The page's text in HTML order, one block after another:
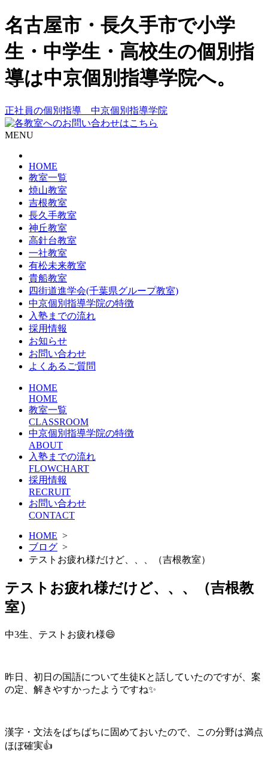
名古屋市・長久手市で小学
生・中学生・高校生の個別指
導は中京個別指導学院へ。
正社員の個別指導 中京個別指導学院
MENU
HOME
教室一覧
焼山教室
吉根教室
長久手教室
神丘教室
高針台教室
一社教室
有松未来教室
貴船教室
四街道進学会(千葉県グループ教室)
中京個別指導学院の特徴
入塾までの流れ
採用情報
お知らせ
お問い合わせ
よくあるご質問
HOME
HOME
教室一覧
CLASSROOM
中京個別指導学院の特徴
ABOUT
入塾までの流れ
FLOWCHART
採用情報
RECRUIT
お問い合わせ
CONTACT
HOME >
ブログ >
テストお疲れ様だけど、、、（吉根教室）
テストお疲れ様だけど、、、（吉根教
室）
中3生、テストお疲れ様😄
昨日、初日の国語について生徒Kと話していたのですが、案
の定、解きやすかったようですね✨
漢字・文法をばちばちに固めておいたので、この分野は満点
ほぼ確実👍